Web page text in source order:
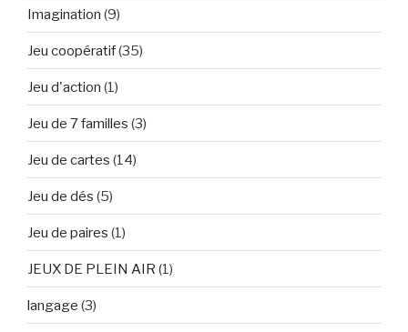
Imagination (9)
Jeu coopératif(35)
Jeu d'action (1)
Jeu de 7 familles (3)
Jeu de cartes (14)
Jeu de dés (5)
Jeu de paires (1)
JEUX DE PLEIN AIR (1)
langage (3)